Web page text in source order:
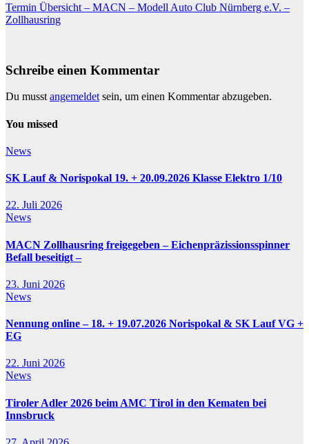
Termin Übersicht – MACN – Modell Auto Club Nürnberg e.V. –
Zollhausring
Schreibe einen Kommentar
Du musst angemeldet sein, um einen Kommentar abzugeben.
You missed
News
SK Lauf & Norispokal 19. + 20.09.2026 Klasse Elektro 1/10
22. Juli 2026
News
MACN Zollhausring freigegeben – Eichenpräzissionsspinner
Befall beseitigt –
23. Juni 2026
News
Nennung online – 18. + 19.07.2026 Norispokal & SK Lauf VG +
EG
22. Juni 2026
News
Tiroler Adler 2026 beim AMC Tirol in den Kematen bei
Innsbruck